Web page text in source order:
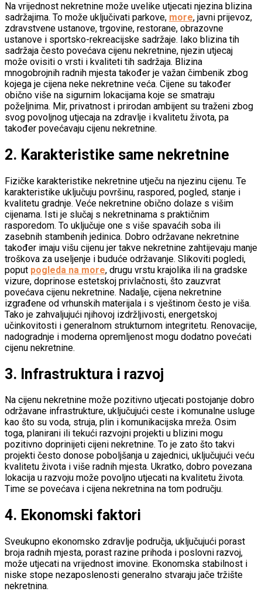
Na vrijednost nekretnine može uvelike utjecati njezina blizina
sadržajima. To može uključivati parkove, more, javni prijevoz,
zdravstvene ustanove, trgovine, restorane, obrazovne
ustanove i sportsko-rekreacijske sadržaje. Iako blizina tih
sadržaja često povećava cijenu nekretnine, njezin utjecaj
može ovisiti o vrsti i kvaliteti tih sadržaja. Blizina
mnogobrojnih radnih mjesta također je važan čimbenik zbog
kojega je cijena neke nekretnine veća. Cijene su također
obično više na sigurnim lokacijama koje se smatraju
poželjnima. Mir, privatnost i prirodan ambijent su traženi zbog
svog povoljnog utjecaja na zdravlje i kvalitetu života, pa
također povećavaju cijenu nekretnine.
2. Karakteristike same nekretnine
Fizičke karakteristike nekretnine utječu na njezinu cijenu. Te
karakteristike uključuju površinu, raspored, pogled, stanje i
kvalitetu gradnje. Veće nekretnine obično dolaze s višim
cijenama. Isti je slučaj s nekretninama s praktičnim
rasporedom. To uključuje one s više spavaćih soba ili
zasebnih stambenih jedinica. Dobro održavane nekretnine
također imaju višu cijenu jer takve nekretnine zahtijevaju manje
troškova za useljenje i buduće održavanje. Slikoviti pogledi,
poput pogleda na more, drugu vrstu krajolika ili na gradske
vizure, doprinose estetskoj privlačnosti, što zauzvrat
povećava cijenu nekretnine. Nadalje, cijena nekretnine
izgrađene od vrhunskih materijala i s vještinom često je viša.
Tako je zahvaljujući njihovoj izdržljivosti, energetskoj
učinkovitosti i generalnom strukturnom integritetu. Renovacije,
nadogradnje i moderna opremljenost mogu dodatno povećati
cijenu nekretnine.
3. Infrastruktura i razvoj
Na cijenu nekretnine može pozitivno utjecati postojanje dobro
održavane infrastrukture, uključujući ceste i komunalne usluge
kao što su voda, struja, plin i komunikacijska mreža. Osim
toga, planirani ili tekući razvojni projekti u blizini mogu
pozitivno doprinijeti cijeni nekretnine. To je zato što takvi
projekti često donose poboljšanja u zajednici, uključujući veću
kvalitetu života i više radnih mjesta. Ukratko, dobro povezana
lokacija u razvoju može povoljno utjecati na kvalitetu života.
Time se povećava i cijena nekretnina na tom području.
4. Ekonomski faktori
Sveukupno ekonomsko zdravlje područja, uključujući porast
broja radnih mjesta, porast razine prihoda i poslovni razvoj,
može utjecati na vrijednost imovine. Ekonomska stabilnost i
niske stope nezaposlenosti generalno stvaraju jače tržište
nekretnina.